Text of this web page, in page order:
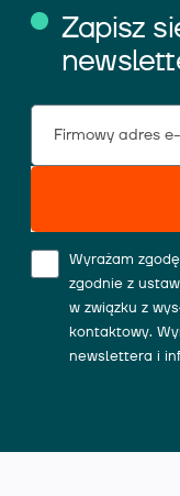
Zapisz
Wyrażam
zgodnie z
w związku z
kontaktowy.
newslettera i